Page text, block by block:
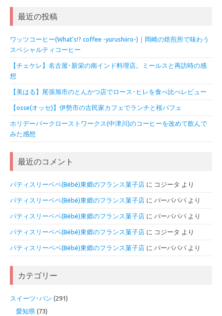
最近の投稿
ワッツコーヒー(What’s!? coffee -yurushiiro-)｜岡崎の焙煎所で味わう
スペシャルティコーヒー
【チェケレ】名古屋･新栄の南インド料理店。ミールスと再訪時の感
想
【美はる】尾張旭市のとんかつ店でロース･ヒレを食べ比べレビュー
【osse(オッセ)】伊勢市の古民家カフェでランチと桜パフェ
ホリデーパークローストワークス(中津川)のコーヒーを改めて飲んで
みた感想
最近のコメント
パティスリーベベ(Bébé)東郷のフランス菓子店 に コジータ より
パティスリーベベ(Bébé)東郷のフランス菓子店 に バーバパパ より
パティスリーベベ(Bébé)東郷のフランス菓子店 に バーバパパ より
パティスリーベベ(Bébé)東郷のフランス菓子店 に コジータ より
パティスリーベベ(Bébé)東郷のフランス菓子店 に バーバパパ より
カテゴリー
スイーツ･パン (291)
愛知県 (73)